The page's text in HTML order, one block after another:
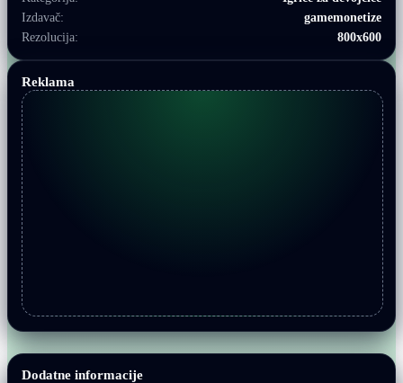
Dodatne informacije
Izdavač:
gamemonetize
Rezolucija:
800x600
Reklama